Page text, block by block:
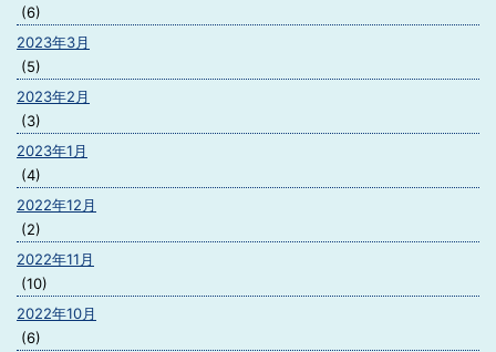
(6)
2023年3月
(5)
2023年2月
(3)
2023年1月
(4)
2022年12月
(2)
2022年11月
(10)
2022年10月
(6)